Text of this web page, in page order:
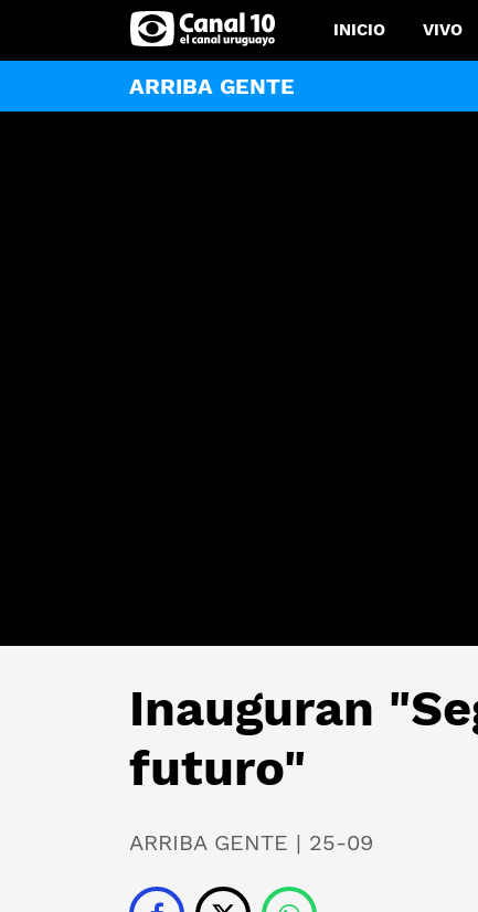
INICIO VIVO
ARRIBA GENTE
Inauguran
futuro"
ARRIBA GENTE | 25-09